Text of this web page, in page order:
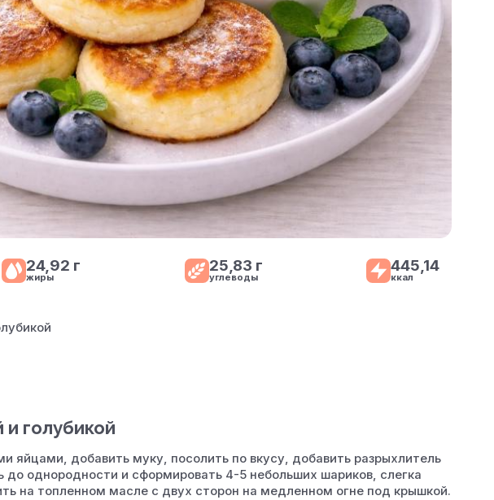
24,92 г
жиры
25,83 г
углеводы
445,14
ккал
голубикой
яйцами, добавить муку, посолить по вкусу, добавить разрыхлитель
до однородности и сформировать 4-5 небольших шариков, слегка
на топленном масле с двух сторон на медленном огне под крышкой.